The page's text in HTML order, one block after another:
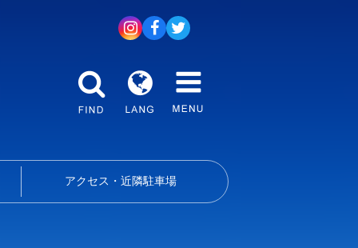
アクセス・近隣駐車場